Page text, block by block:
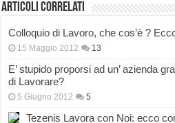
Articoli correlati
Colloquio di Lavoro, che cos’è ?
15 Maggio 2012 13
E’ stupido proporsi ad un’ azienda
di Lavorare?
5 Giugno 2012 5
Tezenis Lavora con Noi: ecco